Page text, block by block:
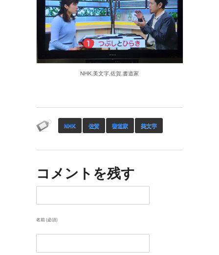
NHK,美文字,佐賀,書道家
NHK 佐賀 書道家 美文字
コメントを残す
名前 (必須)